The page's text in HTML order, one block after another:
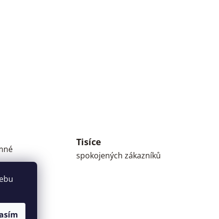
Tisíce
spokojených zákazníků